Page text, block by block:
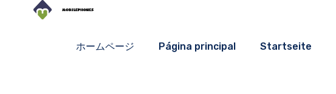
ホームページ Página principal Startseite